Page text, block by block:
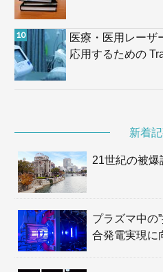
医療・医用レーザ
応用するための
新着
21世紀の被爆
プラズマ中の
合発電実現に